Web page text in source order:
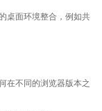
桌面环境整合，例如共
在不同的浏览器版本之